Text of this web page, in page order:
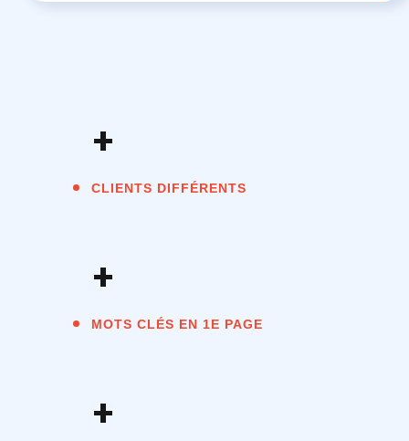
+
CLIENTS DIFFÉRENTS
+
MOTS CLÉS EN 1E PAGE
+